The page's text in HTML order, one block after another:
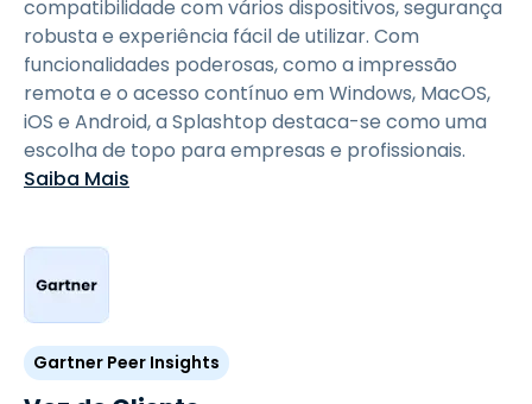
compatibilidade com vários dispositivos, segurança
robusta e experiência fácil de utilizar. Com
funcionalidades poderosas, como a impressão
remota e o acesso contínuo em Windows, MacOS,
iOS e Android, a Splashtop destaca-se como uma
escolha de topo para empresas e profissionais.
Saiba Mais
Gartner Peer Insights